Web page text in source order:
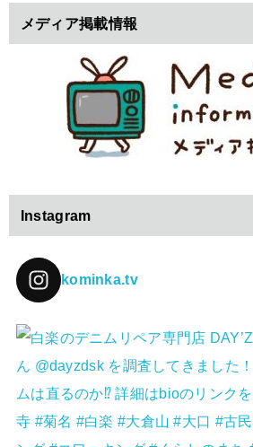
メディア掲載情報
Instagram
kominka.tv